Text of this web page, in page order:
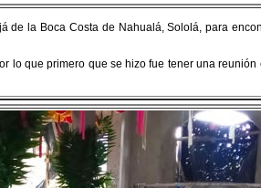
de la Boca Costa de Nahualá, Sololá, para
lo que primero que se hizo fue tener una